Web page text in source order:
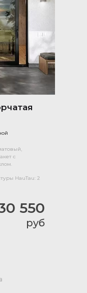
550
руб
с
HauTau: 2